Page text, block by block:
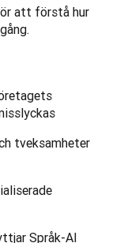
att förstå hur
tveksamheter
Språk-AI